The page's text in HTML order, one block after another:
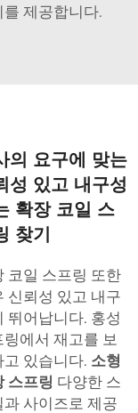
제공합니다.
의 요구에 맞는
성 있고 내구성
확장 코일 스
찾기
코일 스프링 또한
신뢰성 있고 내구
뛰어납니다. 홍성
링에서 재고를 보
고 있습니다. 소형
스프링 다양한 스
과 사이즈로 제공